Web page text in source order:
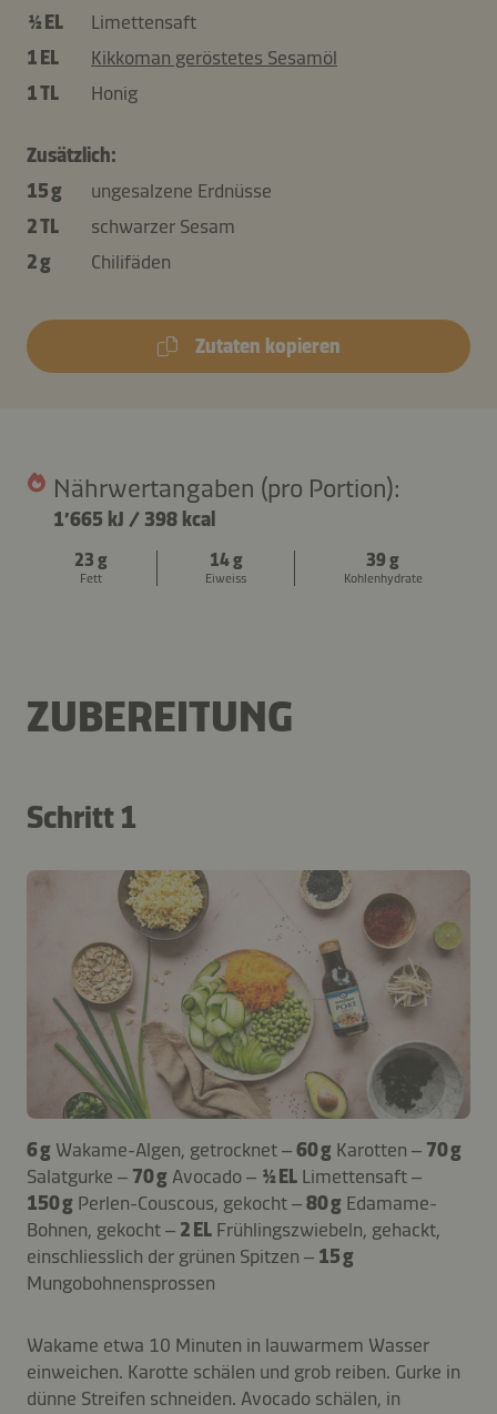
½ EL
Limettensaft
1 EL
Kikkoman geröstetes Sesamöl
1 TL
Honig
Zusätzlich:
15 g
ungesalzene Erdnüsse
2 TL
schwarzer Sesam
2 g
Chilifäden
Zutaten kopieren
Nährwertangaben (pro Portion):
1’665 kJ / 398 kcal
23 g
Fett
14 g
Eiweiss
39 g
Kohlenhydrate
ZUBEREITUNG
Schritt 1
6 g Wakame-Algen, getrocknet –60 g Karotten – 70 g
Salatgurke – 70 g Avocado – ½ EL Limettensaft –
150 g Perlen-Couscous, gekocht –80 g Edamame-
Bohnen, gekocht – 2 EL Frühlingszwiebeln, gehackt,
einschliesslich der grünen Spitzen – 15 g
Mungobohnensprossen
Wakame etwa 10 Minuten in lauwarmem Wasser
einweichen. Karotte schälen und grob reiben. Gurke in
dünne Streifen schneiden. Avocado schälen, in